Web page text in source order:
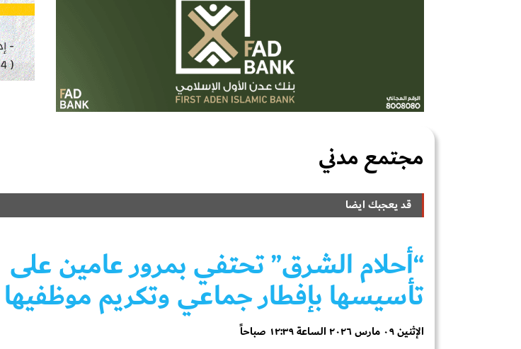
مجتمع مدني
قد يعجبك ايضا
“أحلام الشرق” تحتفي بمرور عامين على
تأسيسها بإفطار جماعي وتكريم موظفيها
الإثنين ٠٩ مارس ٢٠٢٦ الساعة ١٢:٣٩ صباحاً